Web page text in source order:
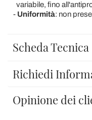
variabile, fino
- Uniformità: non
Scheda Tecnica
Richiedi
Opinione dei